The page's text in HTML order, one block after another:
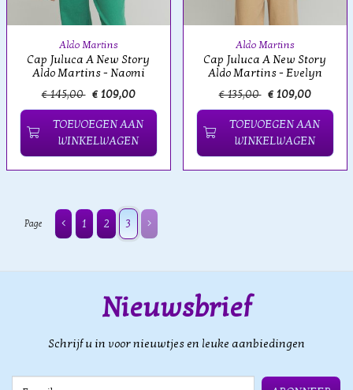
Aldo Martins
Cap Juluca A New Story
Aldo Martins - Naomi
€ 145,00 € 109,00
TOEVOEGEN AAN
WINKELWAGEN
Aldo Martins
Cap Juluca A New Story
Aldo Martins - Evelyn
€ 135,00 € 109,00
TOEVOEGEN AAN
WINKELWAGEN
Page 1 2 3
Nieuwsbrief
Schrijf u in voor nieuwtjes en leuke aanbiedingen